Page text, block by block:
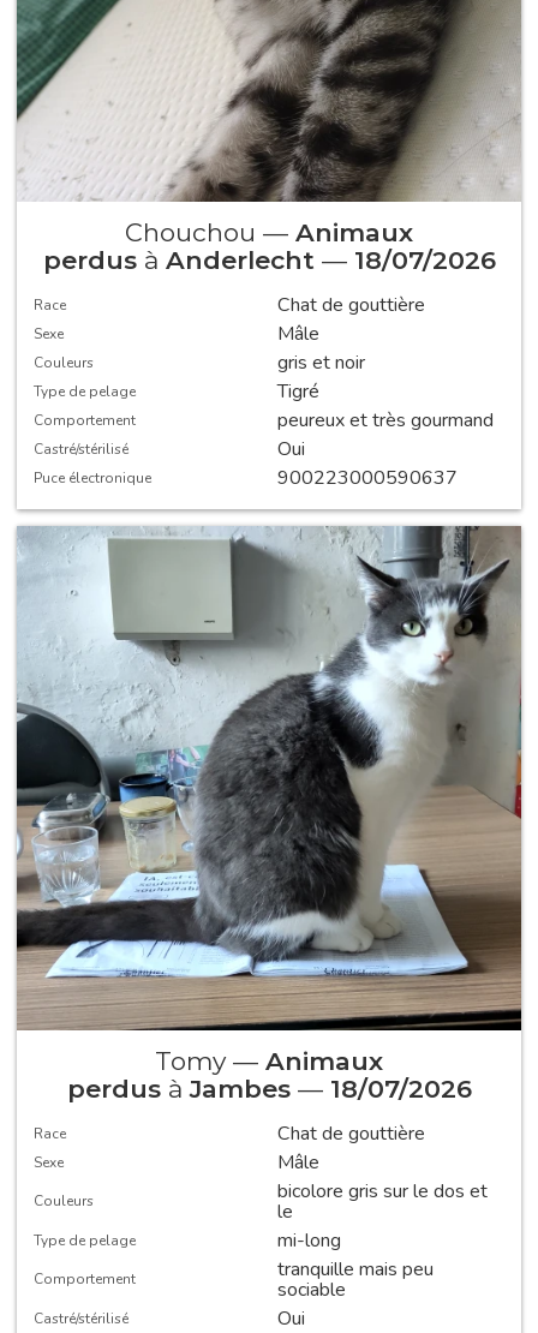
Chouchou — Animaux
perdusà Anderlecht — 18/07/2026
Race Chat de gouttière
Sexe Mâle
Couleurs gris et noir
Type de pelage Tigré
Comportement peureux et très gourmand
Castré/stérilisé Oui
Puce électronique 900223000590637
Tomy — Animaux
perdusàJambes— 18/07/2026
Race Chat de gouttière
Sexe Mâle
Couleurs bicolore gris sur le dos et
le
Type de pelage mi-long
Comportement tranquille mais peu
sociable
Castré/stérilisé Oui